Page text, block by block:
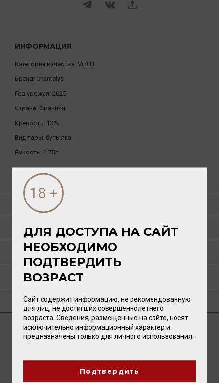
ИНФОРМАЦИЯ
Категория качества: VinEU
Бренд: Chantelys
Год урожая: 2025
Страна: Франция
Крепость: 13 %
Вид тары: бутылка
Ёмкость: 0.75л.
ДРУГИЕ ТОВАРЫ БРЕНДА
О ТОВАРЕ
ГАСТРОНОМИЯ
О ПРОИЗВОДИТЕЛЕ
ТЕХНОЛОГИЯ
ГДЕ КУПИТЬ?
ДЛЯ ДОСТУПА НА САЙТ
НЕОБХОДИМО
ПОДТВЕРДИТЬ
ВОЗРАСТ
Сайт содержит информацию, не рекомендованную
для лиц, не достигших совершеннолетнего
возраста. Сведения, размещенные на сайте, носят
исключительно информационный характер и
предназначены только для личного использования.
Подтвердить